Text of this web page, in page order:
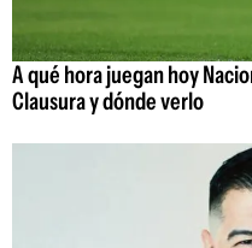
A qué hora juegan hoy
Clausura y dónde verlo